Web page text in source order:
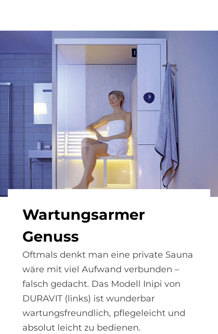
War­tungs­ar­mer
Ge­nuss
Oftmals denkt man eine private Sauna
wäre mit viel Aufwand verbunden –
falsch gedacht. Das Modell Inipi von
DURAVIT (links) ist wunderbar
wartungsfreundlich, pflegeleicht und
absolut leicht zu bedienen.